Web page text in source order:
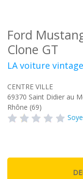
Ford
Clone GT
LA voiture
CENTRE VILLE
69370 Saint Didier au
Rhône (69)